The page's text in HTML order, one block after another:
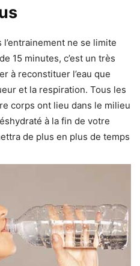
ne se limite
15 minutes, c’est un très
à reconstituer l’eau que
et la respiration. Tous les
corps ont lieu dans le milieu
à la fin de votre
de plus en plus de temps